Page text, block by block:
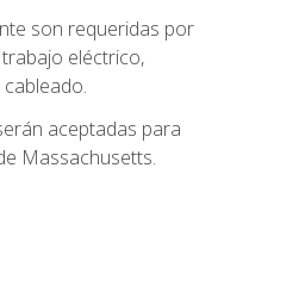
son requeridas por
eléctrico,
aceptadas para
Massachusetts.